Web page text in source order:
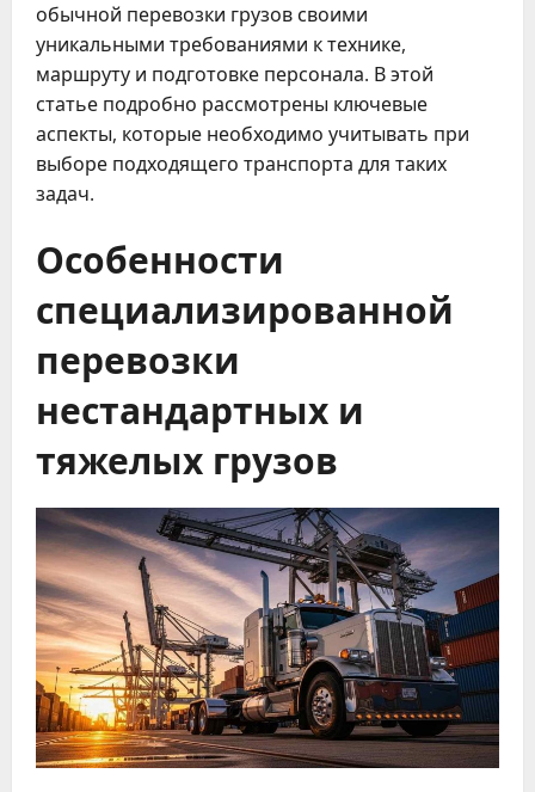
обычной перевозки грузов своими
уникальными требованиями к технике,
маршруту и подготовке персонала. В этой
статье подробно рассмотрены ключевые
аспекты, которые необходимо учитывать при
выборе подходящего транспорта для таких
задач.
Особенности
специализированной
перевозки
нестандартных и
тяжелых грузов